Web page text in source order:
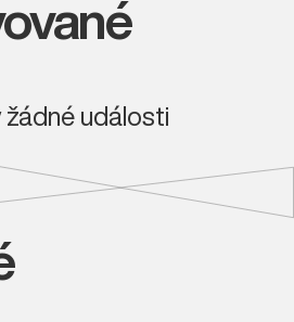
žádné události